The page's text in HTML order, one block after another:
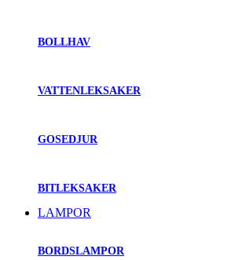
BOLLHAV
VATTENLEKSAKER
GOSEDJUR
BITLEKSAKER
LAMPOR
BORDSLAMPOR